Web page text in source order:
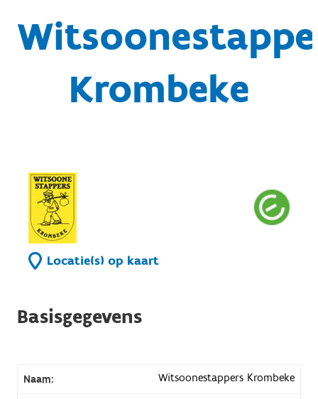
Krombeke
Locatie(s) op kaart
Basisgegevens
Naam: Witsoonestappers Krombeke